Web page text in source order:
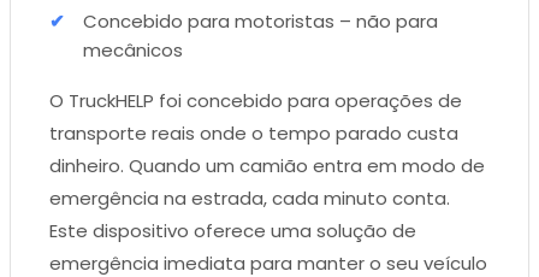
Concebido para motoristas – não para
mecânicos
O TruckHELP foi concebido para operações de
transporte reais onde o tempo parado custa
dinheiro. Quando um camião entra em modo de
emergência na estrada, cada minuto conta.
Este dispositivo oferece uma solução de
emergência imediata para manter o seu veículo